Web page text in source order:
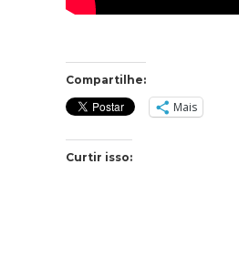
Compartilhe:
Mais
Curtir isso: